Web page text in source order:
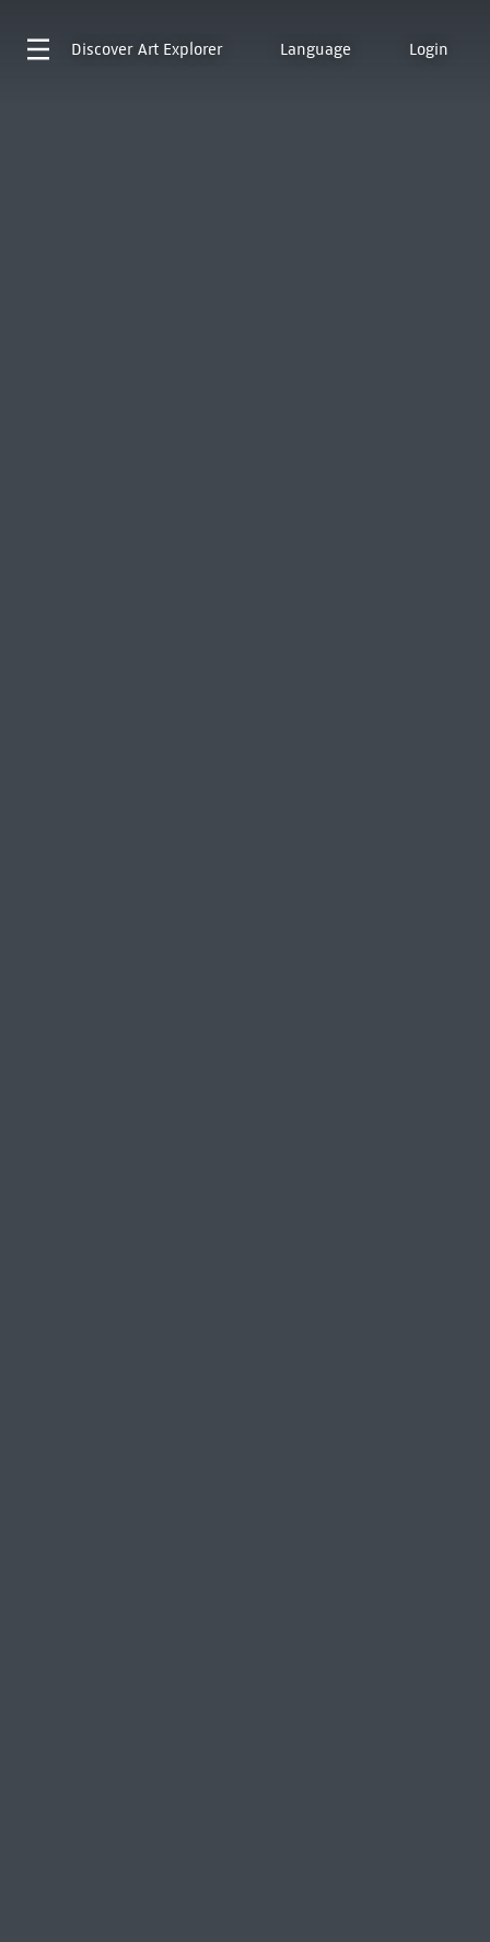
Discover Art Explorer Language Login